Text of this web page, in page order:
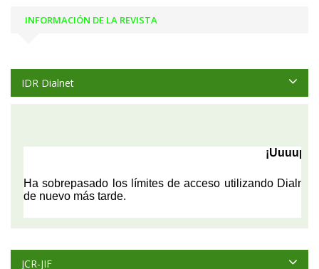
INFORMACIÓN DE LA REVISTA
IDR Dialnet
JCR-JIF